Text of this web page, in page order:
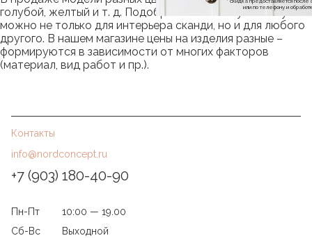
голубой, желтый и т. д. Подобрать настольную лампу
можно не только для интерьера сканди, но и для любого
другого. В нашем магазине цены на изделия разные –
формируются в зависимости от многих факторов
(материал, вид работ и пр.).
или по телефону и
Контакты
info@nordconcept.ru
+7 (903) 180-40-90
Пн-Пт
10:00 — 19.00
Сб-Вс
Выходной